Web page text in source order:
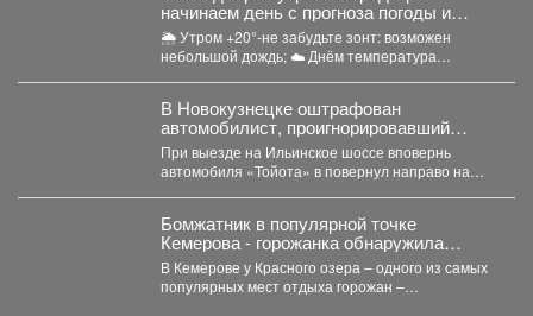
начинаем день с прогноза погоды и
щепотки народной мудрости
🌦 Утром +20°-не забудьте зонт: возможен
небольшой дождь; ☁️ Днём температура
В Новокузнецке оштрафован
автомобилист, проигнорировавший
запрещающий сигнал светофора
При выезде на Ильинское шоссе вповернь
автомобиля «Тойота» в повернул направо на
Бомжатник в популярной точке
Кемерова - горожанка обнаружила
жуткий объект на Красном озере
В Кемерове у Красного озера – одного из самых
популярных мест отдыха горожан –